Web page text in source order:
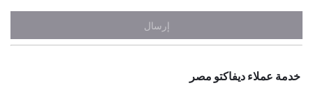
إرسال
خدمة عملاء ديفاكتو مصر